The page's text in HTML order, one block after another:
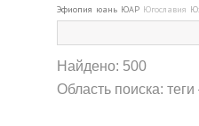
Эфиопия юань ЮАР Югославия
Найдено: 500
Область поиска: